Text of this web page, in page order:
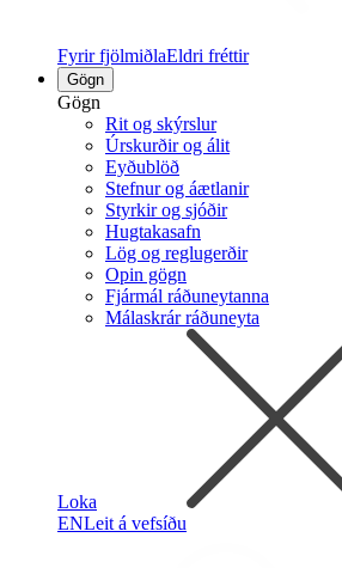
Fyrir fjölmiðlaEldri fréttir
Gögn
Gögn
Rit og skýrslur
Úrskurðir og álit
Eyðublöð
Stefnur og áætlanir
Styrkir og sjóðir
Hugtakasafn
Lög og reglugerðir
Opin gögn
Fjármál ráðuneytanna
Málaskrár ráðuneyta
Loka
ENLeit á vefsíðu